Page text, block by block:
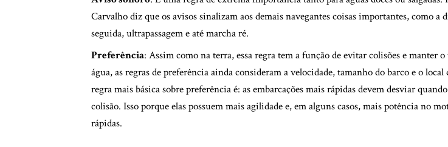
Carvalho diz que os avisos sinalizam aos demais navegantes coisas importantes, como a
seguida, ultrapassagem e até marcha ré.
Preferência: Assim como na terra, essa regra tem a função de evitar colisões e manter
água, as regras de preferência ainda consideram a velocidade, tamanho do barco e o local
regra mais básica sobre preferência é: as embarcações mais rápidas devem desviar
colisão. Isso porque elas possuem mais agilidade e, em alguns casos, mais potência no
rápidas.